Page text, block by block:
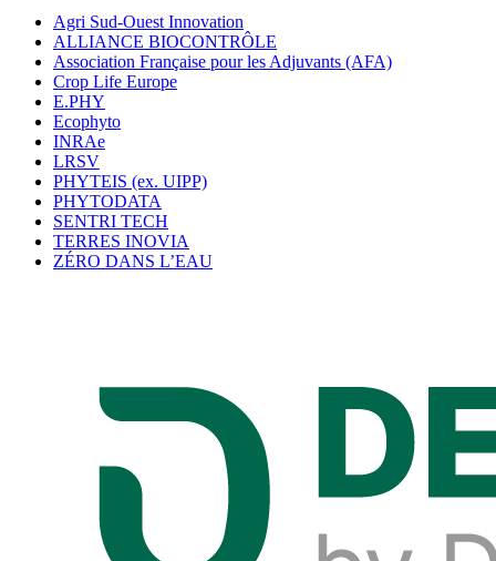
Agri Sud-Ouest Innovation
ALLIANCE BIOCONTRÔLE
Association Française pour les Adjuvants (AFA)
Crop Life Europe
E.PHY
Ecophyto
INRAe
LRSV
PHYTEIS (ex. UIPP)
PHYTODATA
SENTRI TECH
TERRES INOVIA
ZÉRO DANS L’EAU